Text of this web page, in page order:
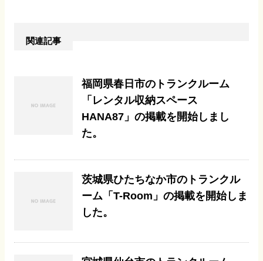
関連記事
福岡県春日市のトランクルーム
「レンタル収納スペース
HANA87」の掲載を開始しまし
た。
茨城県ひたちなか市のトランクル
ーム「T-Room」の掲載を開始しま
した。